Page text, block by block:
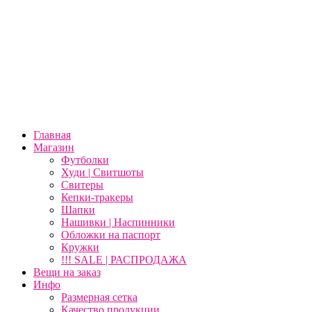
Главная
Магазин
Футболки
Худи | Свитшоты
Свитеры
Кепки-тракеры
Шапки
Нашивки | Наспинники
Обложки на паспорт
Кружки
!!! SALE | РАСПРОДАЖА
Вещи на заказ
Инфо
Размерная сетка
Качество продукции